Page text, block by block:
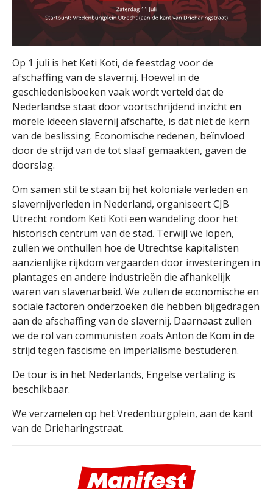
Op 1 juli is het Keti Koti, de feestdag voor de
afschaffing van de slavernij. Hoewel in de
geschiedenisboeken vaak wordt verteld dat de
Nederlandse staat door voortschrijdend inzicht en
morele ideeën slavernij afschafte, is dat niet de kern
van de beslissing. Economische redenen, beïnvloed
door de strijd van de tot slaaf gemaakten, gaven de
doorslag.
Om samen stil te staan bij het koloniale verleden en
slavernijverleden in Nederland, organiseert CJB
Utrecht rondom Keti Koti een wandeling door het
historisch centrum van de stad. Terwijl we lopen,
zullen we onthullen hoe de Utrechtse kapitalisten
aanzienlijke rijkdom vergaarden door investeringen in
plantages en andere industrieën die afhankelijk
waren van slavenarbeid. We zullen de economische en
sociale factoren onderzoeken die hebben bijgedragen
aan de afschaffing van de slavernij. Daarnaast zullen
we de rol van communisten zoals Anton de Kom in de
strijd tegen fascisme en imperialisme bestuderen.
De tour is in het Nederlands, Engelse vertaling is
beschikbaar.
We verzamelen op het Vredenburgplein, aan de kant
van de Drieharingstraat.